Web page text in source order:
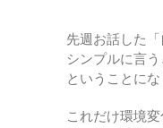
先週お話した「
シンプルに言う
ということにな
これだけ環境